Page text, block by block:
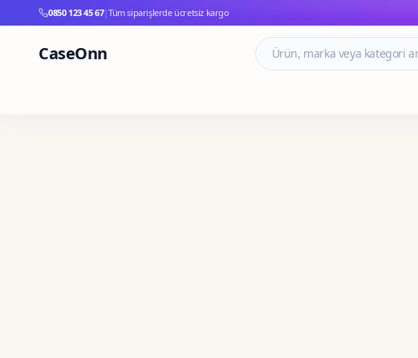
0850 123 45 67|Tüm siparişlerde ücretsiz kargo
CaseOnn